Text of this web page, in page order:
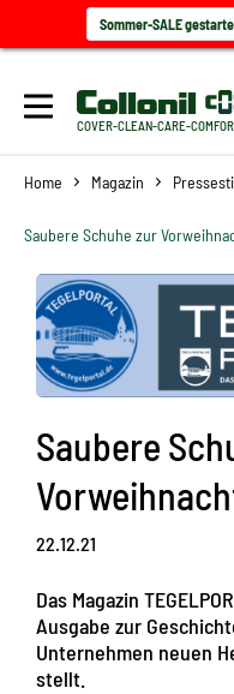
Sommer-SALE
COVER-CLEAN-CARE-
Home Magazin
Saubere Schuhe zur
Saubere
22.12.21
Das Magazin
Ausgabe zur
Unternehmen neuen
stellt.